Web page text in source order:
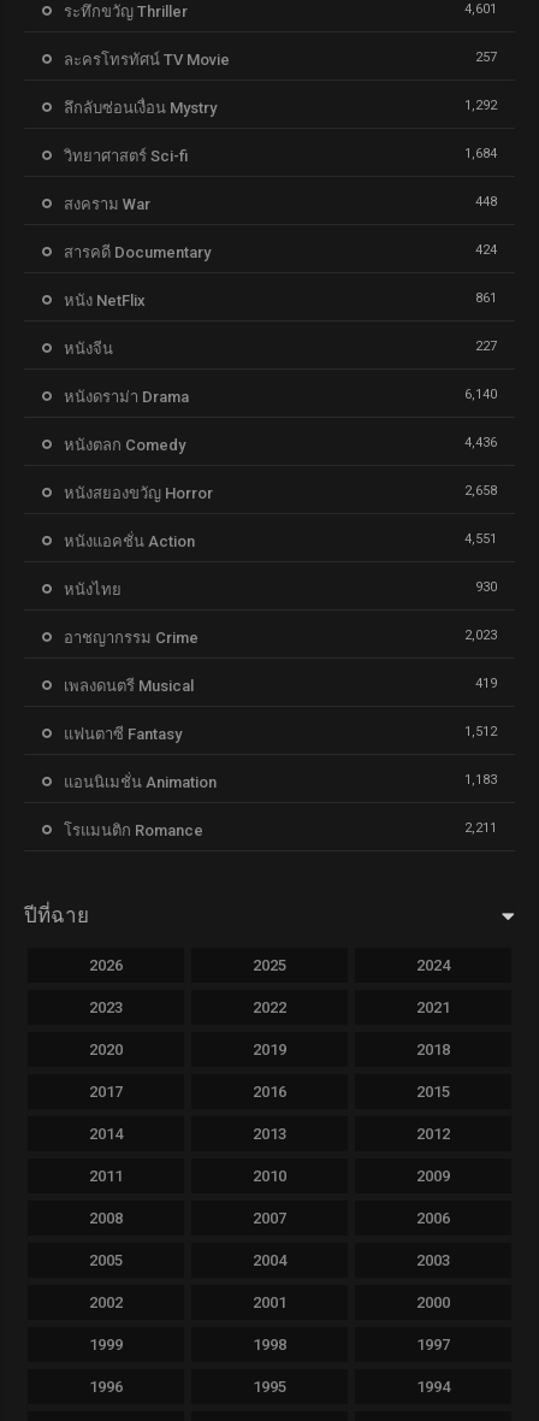
ระทึกขวัญ Thriller 4,601
ละครโทรทัศน์ TV Movie 257
ลึกลับซ่อนเงื่อน Mystry 1,292
วิทยาศาสตร์ Sci-fi 1,684
สงคราม War 448
สารคดี Documentary 424
หนัง NetFlix 861
หนังจีน 227
หนังดราม่า Drama 6,140
หนังตลก Comedy 4,436
หนังสยองขวัญ Horror 2,658
หนังแอคชั่น Action 4,551
หนังไทย 930
อาชญากรรม Crime 2,023
เพลงดนตรี Musical 419
แฟนตาซี Fantasy 1,512
แอนนิเมชั่น Animation 1,183
โรแมนติก Romance 2,211
ปีที่ฉาย
2026 2025 2024
2023 2022 2021
2020 2019 2018
2017 2016 2015
2014 2013 2012
2011 2010 2009
2008 2007 2006
2005 2004 2003
2002 2001 2000
1999 1998 1997
1996 1995 1994